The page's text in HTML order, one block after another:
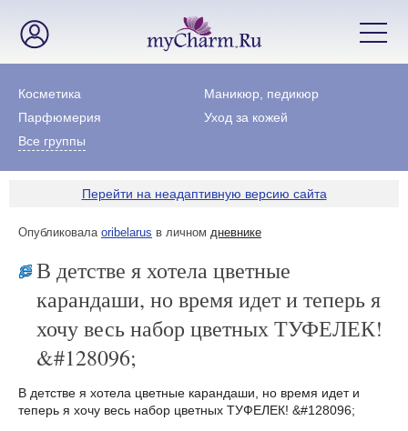
Косметика
Маникюр, педикюр
Парфюмерия
Уход за кожей
Все группы
Перейти на неадаптивную версию сайта
Опубликовала oribelarus в личном дневнике
В детстве я хотела цветные
карандаши, но время идет и теперь я
хочу весь набор цветных ТУФЕЛЕК!
&#128096;
В детстве я хотела цветные карандаши, но время идет и
теперь я хочу весь набор цветных ТУФЕЛЕК! &#128096;